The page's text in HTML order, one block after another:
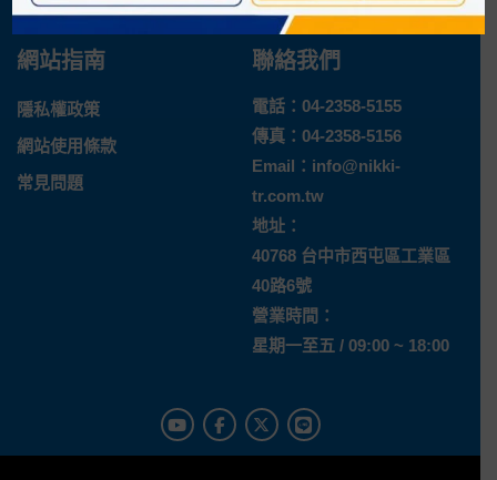
退換貨說明
網站指南
隱私權政策
網站使用條款
常見問題
聯絡我們
電話： 04-2358-5155
傳真：04-2358-5156
Email： info@nikki-
tr.com.tw
地址：
40768 台中市西屯區工業區
40路6號
營業時間：
星期一至五 / 09:00 ~ 18:00